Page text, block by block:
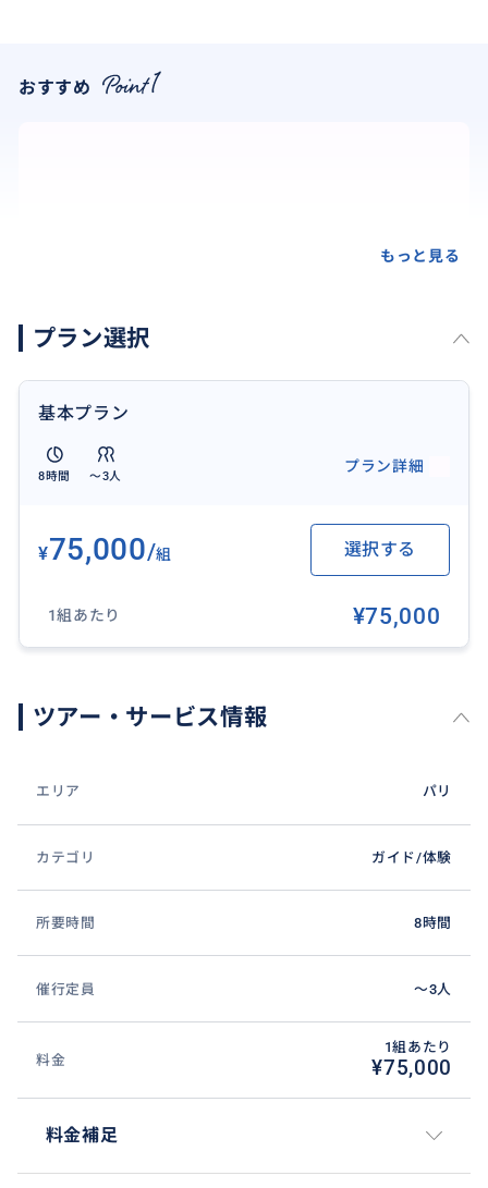
おすすめ
もっと見る
プラン選択
基本プラン
8時間 〜3人
プラン詳細
¥75,000/組 選択する
1組あたり ¥75,000
ツアー・サービス情報
エリア パリ
カテゴリ ガイド/体験
所要時間 8時間
催行定員 〜3人
料金
1組あたり
¥75,000
料金補足